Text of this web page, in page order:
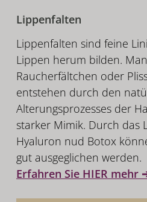
Lippenfalten
Lippenfalten sind feine
Lippen herum bilden.
Raucherfältchen oder
entstehen durch den
Alterungsprozesses der
starker Mimik. Durch das
Hyaluron nud Botox
gut ausgeglichen werden.
Erfahren Sie HIER mehr